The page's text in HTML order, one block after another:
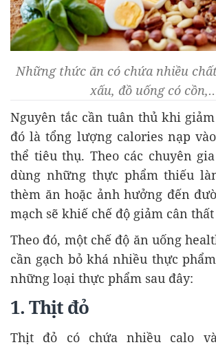
Những thức ăn có chứa nhiều
xấu, đồ uống có
Nguyên tắc cần tuân thủ khi
đó là tổng lượng calories nạp
thể tiêu thụ. Theo các chuyên
dùng những thực phẩm thiếu
thèm ăn hoặc ảnh hưởng đến
mạch sẽ khiế chế độ giảm cân
Theo đó, một chế độ ăn uống
cần gạch bỏ khá nhiều thực
những loại thực phẩm sau đây:
1. Thịt đỏ
Thịt đỏ có chứa nhiều calo